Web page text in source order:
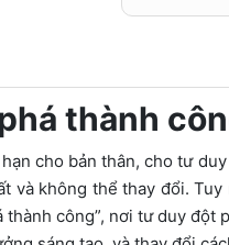
thành
cho bản thân, cho tư
và không thể thay đổi.
công”, nơi tư duy